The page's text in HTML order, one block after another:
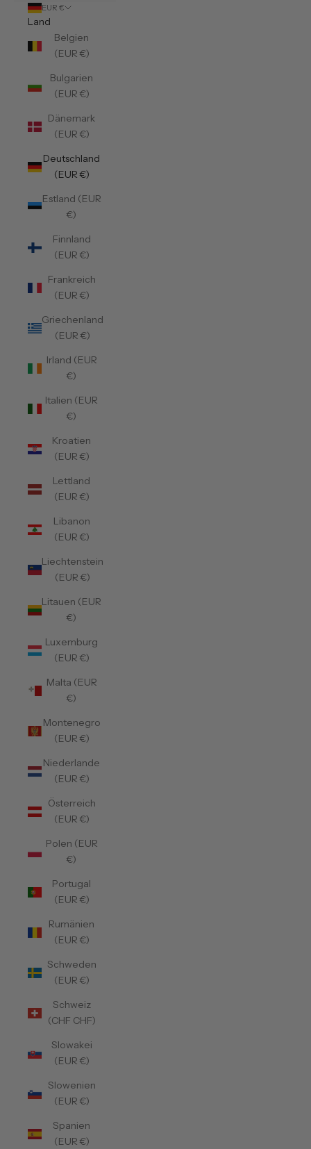
EUR €
Land
Belgien
(EUR €)
Bulgarien
(EUR €)
Dänemark
(EUR €)
Deutschland
(EUR €)
Estland (EUR
€)
Finnland
(EUR €)
Frankreich
(EUR €)
Griechenland
(EUR €)
Irland (EUR
€)
Italien (EUR
€)
Kroatien
(EUR €)
Lettland
(EUR €)
Libanon
(EUR €)
Liechtenstein
(EUR €)
Litauen (EUR
€)
Luxemburg
(EUR €)
Malta (EUR
€)
Montenegro
(EUR €)
Niederlande
(EUR €)
Österreich
(EUR €)
Polen (EUR
€)
Portugal
(EUR €)
Rumänien
(EUR €)
Schweden
(EUR €)
Schweiz
(CHF CHF)
Slowakei
(EUR €)
Slowenien
(EUR €)
Spanien
(EUR €)